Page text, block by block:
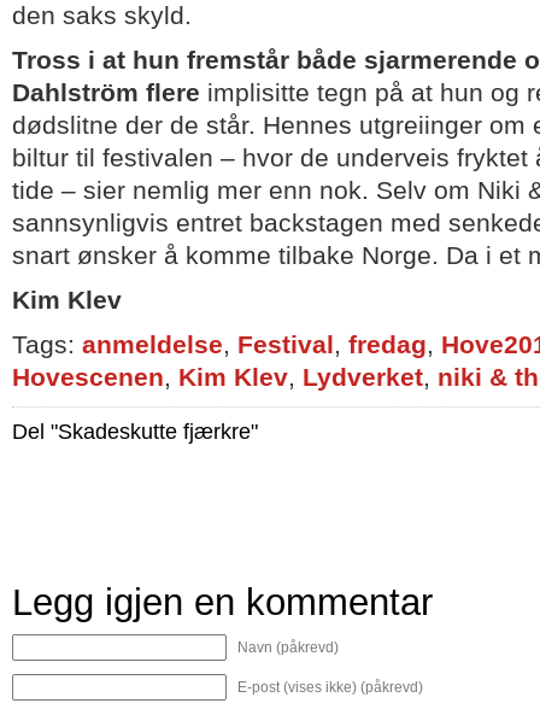
den saks skyld.
Tross i at hun fremstår både sjarmerende
Dahlström flere implisitte tegn på at hun og
dødslitne der de står. Hennes utgreiinger om
biltur til festivalen – hvor de underveis fryktet
tide – sier nemlig mer enn nok. Selv om Niki
sannsynligvis entret backstagen med
snart ønsker å komme tilbake Norge. Da i et
Kim Klev
Tags: anmeldelse, Festival, fredag,
Hovescenen, Kim Klev, Lydverket, niki &
Del "Skadeskutte fjærkre"
Legg igjen en kommentar
Navn (påkrevd)
E-post (vises ikke) (påkrevd)